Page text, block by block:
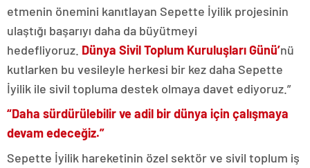
etmenin önemini kanıtlayan Sepette İyilik projesinin
ulaştığı başarıyı daha da büyütmeyi
hedefliyoruz. Dünya Sivil Toplum Kuruluşları Günü’nü
kutlarken bu vesileyle herkesi bir kez daha Sepette
İyilik ile sivil topluma destek olmaya davet ediyoruz.”
“Daha sürdürülebilir ve adil bir dünya için çalışmaya
devam edeceğiz.”
Sepette İyilik hareketinin özel sektör ve sivil toplum iş